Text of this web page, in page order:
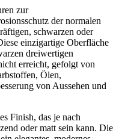
zur
der normalen
schwarzen oder
einzigartige Oberfläche
dreiwertigen
erreicht, gefolgt von
Ölen,
von Aussehen und
Finish, das je nach
oder matt sein kann. Die